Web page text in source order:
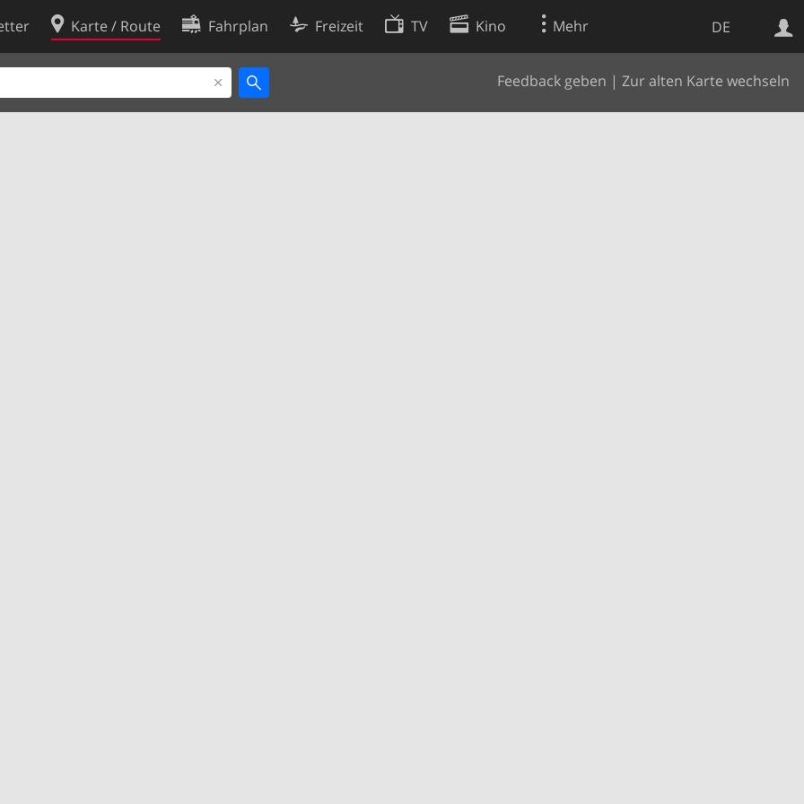
DE
Karte / Route Fahrplan Freizeit TV Kino Mehr
Feedback geben | Zur alten Karte wechseln
Websuche
Cookie-Richtlinie
Cookie-Einstellungen